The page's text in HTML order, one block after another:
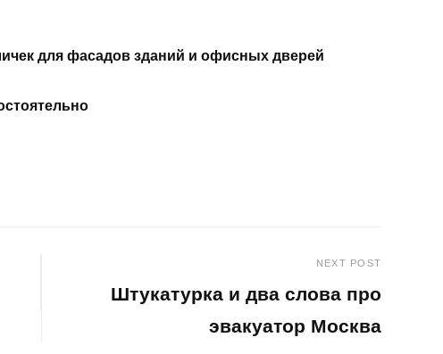
для фасадов зданий и офисных дверей
NEXT POST
Штукатурка и два слова про
эвакуатор Москва